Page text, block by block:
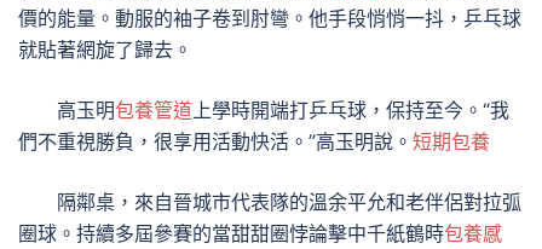
價的能量。動服的袖子卷到肘彎。他手段悄悄一抖，乒乓球
就貼著網旋了歸去。
高玉明包養管道上學時開端打乒乓球，保持至今。“我
們不重視勝負，很享用活動快活。”高玉明說。 短期包養
隔鄰桌，來自晉城市代表隊的溫余平允和老伴侶對拉弧
圈球。持續多屆參賽的當甜甜圈悖論擊中千紙鶴時包養感